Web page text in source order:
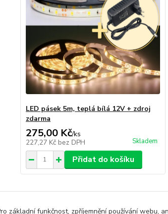
LED pásek 5m, teplá bílá 12V + zdroj
zdarma
275,00 Kč/ks
227,27 Kč bez DPH Skladem
Přidat do košíku
základní funkčnost, zpříjemnění používání webu,